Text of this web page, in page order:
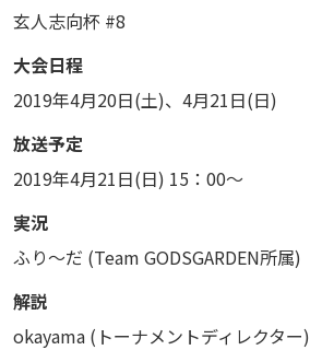
玄人志向杯 #8
大会日程
2019年4月20日(土)、4月21日(日)
放送予定
2019年4月21日(日) 15：00～
実況
ふり～だ (Team GODSGARDEN所属)
解説
okayama (トーナメントディレクター)